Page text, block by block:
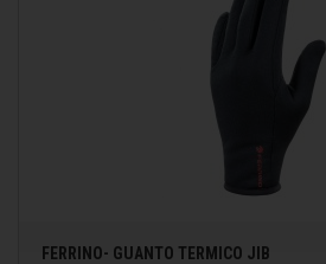
FERRINO- GUANTO TERMICO JIB